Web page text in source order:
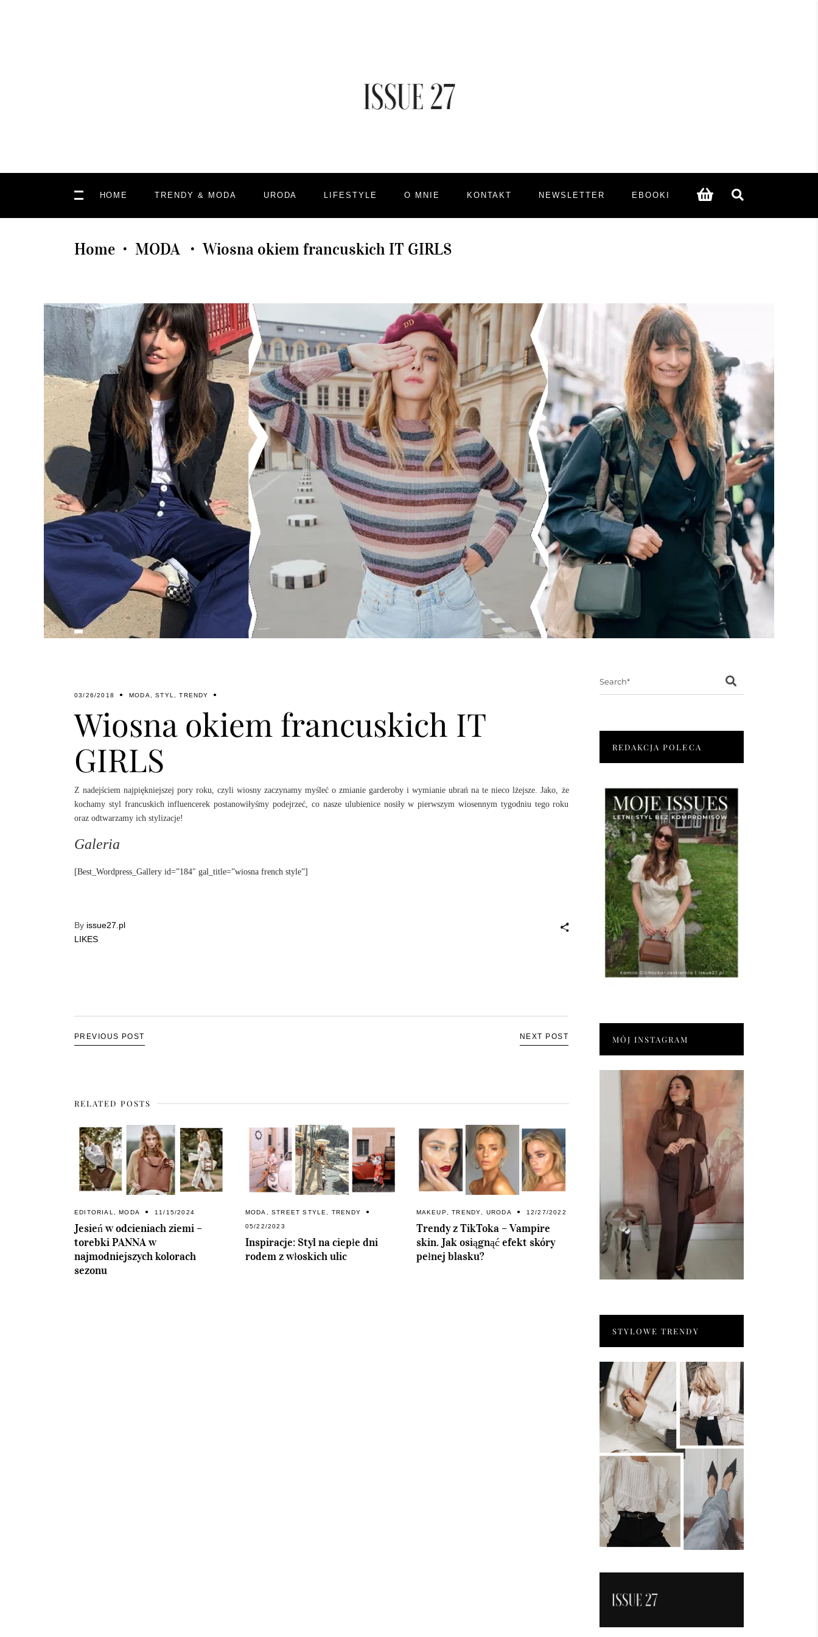
HOME TRENDY & MODA URODA LIFESTYLE O MNIE KONTAKT NEWSLETTER EBOOKI
Home • MODA • Wiosna okiem francuskich IT GIRLS
03/26/2018 MODA ,STYL ,TRENDY
Wiosna okiem francuskich IT
GIRLS
Z nadejściem najpiękniejszej pory roku, czyli wiosny zaczynamy myśleć o zmianie garderoby i wymianie ubrań na te nieco lżejsze. Jako, że
kochamy styl francuskich influencerek postanowiłyśmy podejrzeć, co nasze ulubienice nosiły w pierwszym wiosennym tygodniu tego roku
oraz odtwarzamy ich stylizacje!
Galeria
[Best_Wordpress_Gallery id=”184″ gal_title=”wiosna french style”]
By issue27.pl
LIKES
PREVIOUS POST NEXT POST
RELATED POSTS
EDITORIAL ,MODA 11/15/2024
Jesień w odcieniach ziemi –
torebki PANNA w
najmodniejszych kolorach
sezonu
MODA ,STREET STYLE TRENDY
05/22/2023
Inspiracje: Styl na ciepłe dni
rodem z włoskich ulic
MAKEUP ,TRENDY URODA 12/27/2022
Trendy z TikToka – Vampire
skin. Jak osiągnąć efekt skóry
pełnej blasku?
REDAKCJA POLECA
MÓJ INSTAGRAM
STYLOWE TRENDY